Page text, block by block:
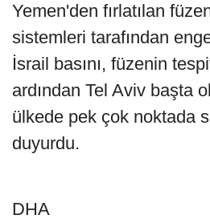
Yemen'den fırlatılan
sistemleri tarafından
İsrail basını, füzenin
ardından Tel Aviv başta
ülkede pek çok noktada
duyurdu.
DHA